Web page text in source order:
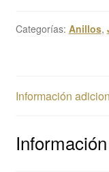
Categorías: Anillos,
Información